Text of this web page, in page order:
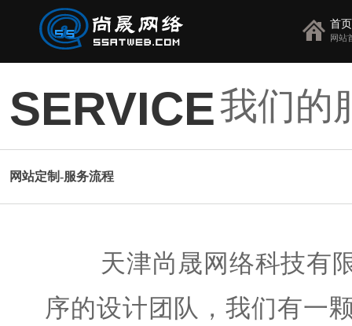
首页
网站
SERVICE我们的
网站定制-服务流程
天津尚晟网络科技有
序的设计团队，我们有一